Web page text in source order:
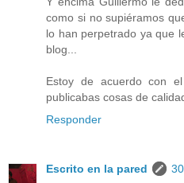
como si no supiéramos
lo han perpetrado ya que
blog...
Estoy de acuerdo con
publicabas cosas de
Responder
Escrito en la pared